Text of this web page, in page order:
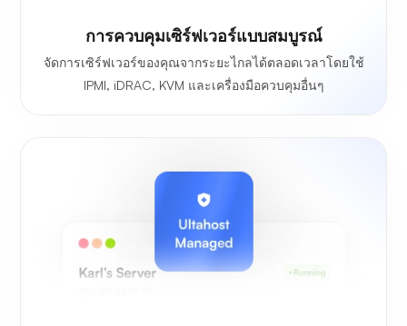
การควบคุมเซิร์ฟเวอร์แบบสมบูรณ์
จัดการเซิร์ฟเวอร์ของคุณจากระยะไกลได้ตลอดเวลาโดยใช้
IPMI, iDRAC, KVM และเครื่องมือควบคุมอื่นๆ